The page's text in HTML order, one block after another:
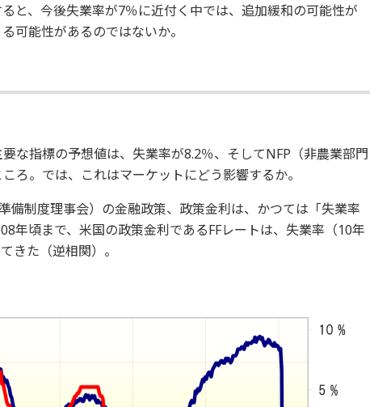
と、今後失業率が7％に近付く中では、追加緩和の可能性が
可能性があるのではないか。
な指標の予想値は、失業率が8.2％、そしてNFP（非農業部門
ろ。では、これはマーケットにどう影響するか。
備制度理事会）の金融政策、政策金利は、かつては「失業率
年頃まで、米国の政策金利であるFFレートは、失業率（10年
きた（逆相関）。